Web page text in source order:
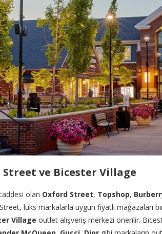
ve Bicester Village
olan Oxford Street, Topshop,
Street, lüks markalarla uygun fiyatlı mağazaları
Village outlet alışveriş merkezi önerilir.